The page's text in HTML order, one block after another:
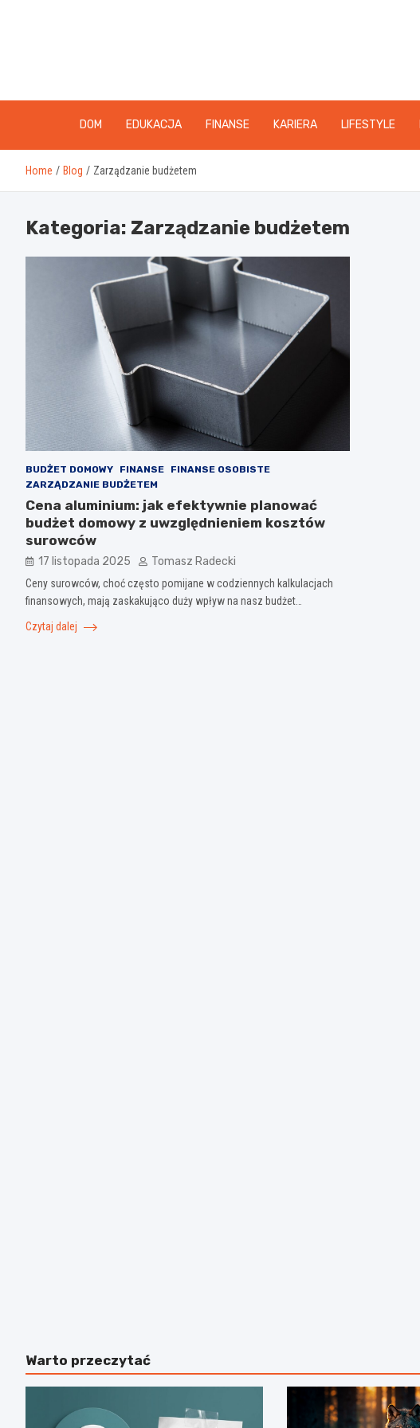
DOM EDUKACJA FINANSE KARIERA LIFESTYLE
Home Blog Zarządzanie budżetem
Kategoria: Zarządzanie budżetem
BUDŻET DOMOWY FINANSE
FINANSE OSOBISTE
ZARZĄDZANIE BUDŻETEM
Cena aluminium: jak efektywnie planować
budżet domowy z uwzględnieniem kosztów
surowców
17 listopada 2025 Tomasz Radecki
Ceny surowców, choć często pomijane w codziennych kalkulacjach
finansowych, mają zaskakująco duży wpływ na nasz budżet…
Czytaj dalej
Warto przeczytać